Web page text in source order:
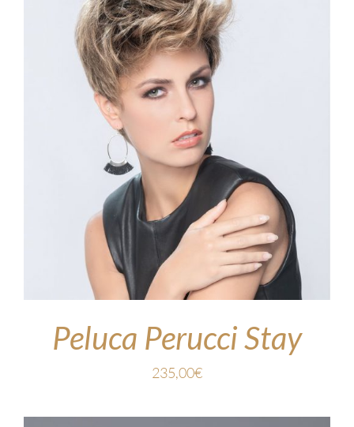
Peluca Perucci Stay
235,00€